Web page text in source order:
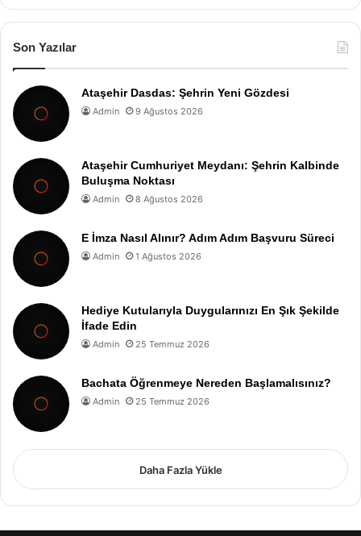
Son Yazılar
Ataşehir Dasdas: Şehrin Yeni Gözdesi
Admin 9 Ağustos 2026
Ataşehir Cumhuriyet Meydanı: Şehrin Kalbinde
Buluşma Noktası
Admin 8 Ağustos 2026
E İmza Nasıl Alınır? Adım Adım Başvuru Süreci
Admin 1 Ağustos 2026
Hediye Kutularıyla Duygularınızı En Şık Şekilde
İfade Edin
Admin 25 Temmuz 2026
Bachata Öğrenmeye Nereden Başlamalısınız?
Admin 25 Temmuz 2026
Daha Fazla Yükle